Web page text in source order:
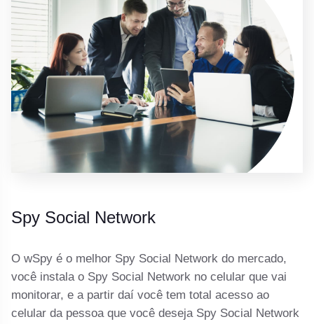
Spy Social Network
O wSpy é o melhor Spy Social Network do mercado,
você instala o Spy Social Network no celular que vai
monitorar, e a partir daí você tem total acesso ao
celular da pessoa que você deseja Spy Social Network